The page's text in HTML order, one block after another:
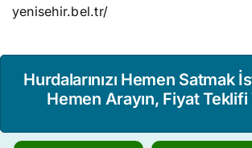
yenisehir.bel.tr/
Hurdalarınızı Hemen Satmak
Hemen Arayın, Fiyat